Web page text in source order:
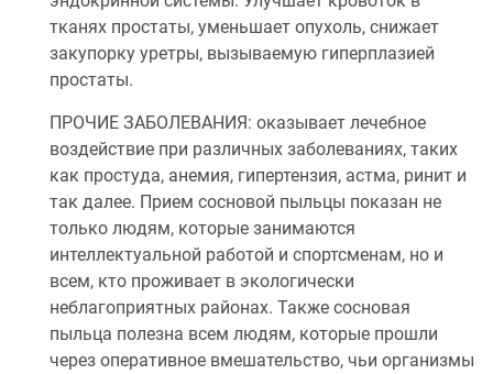
тканях простаты, уменьшает опухоль, снижает
закупорку уретры, вызываемую гиперплазией
простаты.
ПРОЧИЕ ЗАБОЛЕВАНИЯ: оказывает лечебное
воздействие при различных заболеваниях, таких
как простуда, анемия, гипертензия, астма, ринит и
так далее. Прием сосновой пыльцы показан не
только людям, которые занимаются
интеллектуальной работой и спортсменам, но и
всем, кто проживает в экологически
неблагоприятных районах. Также сосновая
пыльца полезна всем людям, которые прошли
через оперативное вмешательство, чьи организмы